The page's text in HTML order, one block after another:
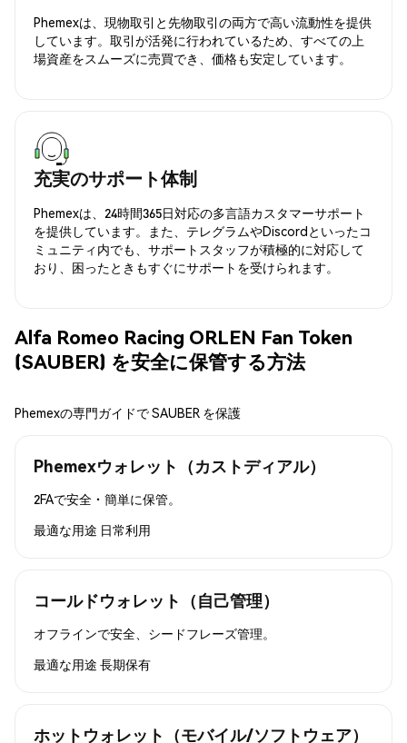
Phemexは、現物取引と先物取引の両方で高い流動性を提供
しています。取引が活発に行われているため、すべての上
場資産をスムーズに売買でき、価格も安定しています。
充実のサポート体制
Phemexは、24時間365日対応の多言語カスタマーサポート
を提供しています。また、テレグラムやDiscordといったコ
ミュニティ内でも、サポートスタッフが積極的に対応して
おり、困ったときもすぐにサポートを受けられます。
Alfa Romeo Racing ORLEN Fan Token
(SAUBER) を安全に保管する方法
Phemexの専門ガイドで SAUBER を保護
Phemexウォレット（カストディアル）
2FAで安全・簡単に保管。
最適な用途 日常利用
コールドウォレット（自己管理）
オフラインで安全、シードフレーズ管理。
最適な用途 長期保有
ホットウォレット（モバイル/ソフトウェア）